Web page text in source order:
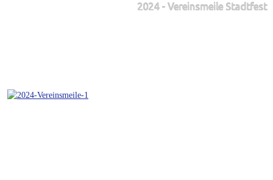
2024 - Vereinsmeile Stadtfest